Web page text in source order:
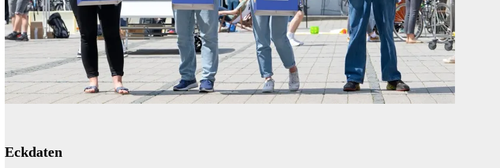
Eckdaten